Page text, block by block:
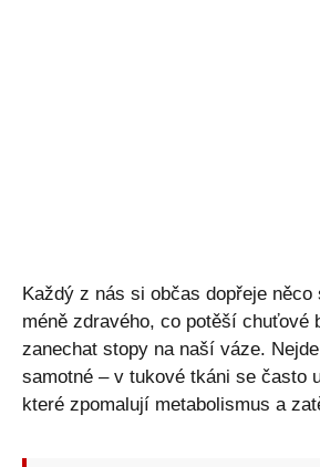
Každý z nás si občas dopřeje něco
méně zdravého, co potěší chuťové
zanechat stopy na naší váze.
samotné – v tukové tkáni se často
které zpomalují metabolismus a